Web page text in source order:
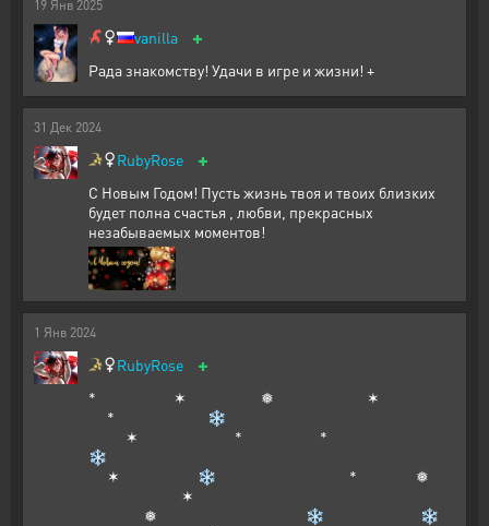
19 Янв 2025
vanilla +
Рада знакомству! Удачи в игре и жизни! +
31 Дек 2024
RubyRose +
С Новым Годом! Пусть жизнь твоя и твоих близких
будет полна счастья , любви, прекрасных
незабываемых моментов!
1 Янв 2024
RubyRose +
* ✶ ❅ ✶
* ❄
✶ * *
❄
✶ ❄ * ❅
✶
❅ ❄ ❄